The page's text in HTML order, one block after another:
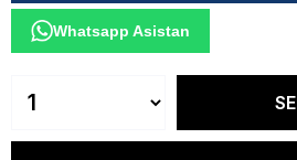
Whatsapp Asistan